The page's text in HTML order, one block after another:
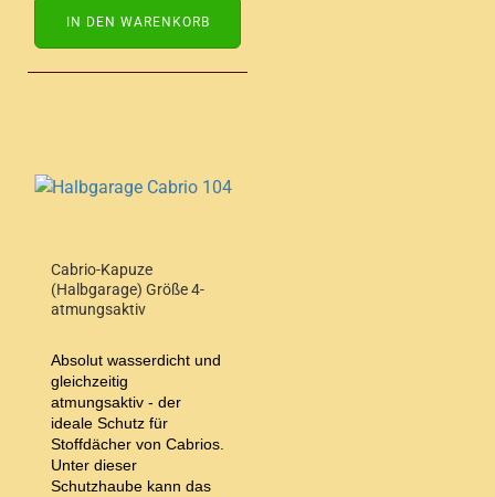
IN DEN WARENKORB
Cabrio-Kapuze
(Halbgarage) Größe 4-
atmungsaktiv
Absolut wasserdicht und
gleichzeitig
atmungsaktiv - der
ideale Schutz für
Stoffdächer von Cabrios.
Unter dieser
Schutzhaube kann das